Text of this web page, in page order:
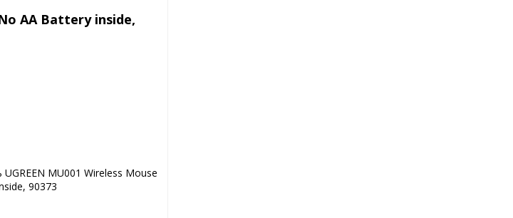
AA Battery inside,
MU001 Wireless Mouse
90373